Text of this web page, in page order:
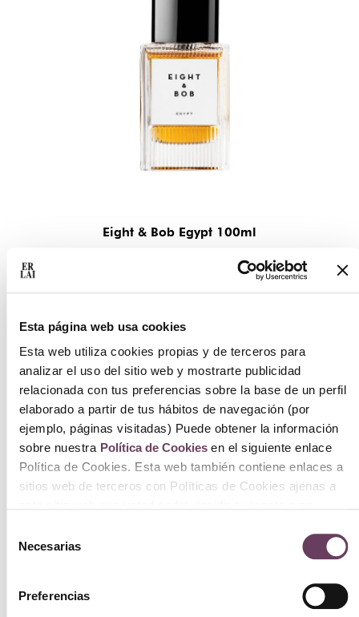
Esta página web usa cookies
Esta web utiliza cookies propias y de terceros para
analizar el uso del sitio web y mostrarte publicidad
relacionada con tus preferencias sobre la base de un perfil
elaborado a partir de tus hábitos de navegación (por
ejemplo, páginas visitadas) Puede obtener la información
sobre nuestra Política de Cookiesen el siguiente enlace
Política de Cookies. Esta web también contiene enlaces a
sitios web de terceros con Políticas de Cookies ajenas a
Necesarias
Preferencias
Eight & Bob Egypt 100ml
Ver